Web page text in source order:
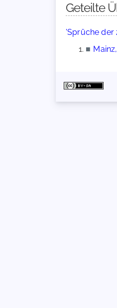
Geteilte
'Sprüche der
■